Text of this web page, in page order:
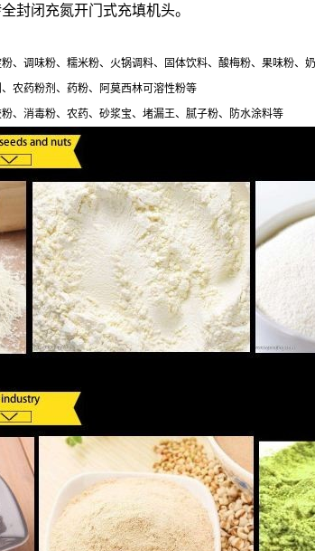
封闭充氮开门式充填机头。
、调味粉、糯米粉、火锅调料、固体饮料、酸梅粉、果味粉
农药粉剂、药粉、阿莫西林可溶性粉等
、消毒粉、农药、砂浆宝、堵漏王、腻子粉、防水涂料等